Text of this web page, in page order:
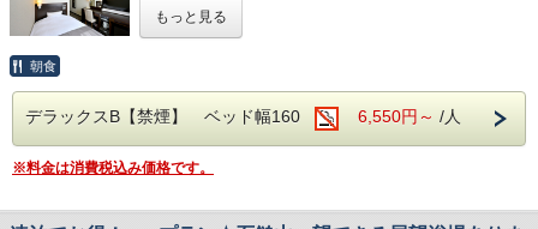
西日本最高峰の石鎚山や西条市の街並を望め
■JR伊予西条駅より徒歩1分の好立地
隣がコンビニ、石鎚へのバスも真正面バス停
1日１台税込300円 ※バス・トラックは事前
予約をお願いします（料金が異なります）
■焼き立てパンや産直市から取り寄せた地元
野菜の和洋バイキング(定価：￥1320（税
込）)
召し上がりいただけます
西日本最高峰の石鎚山や西条市の街並を望め
営業時間：14:00~24:00、翌6:00~9:00
■JR伊予西条駅より徒歩1分の好立地
隣がコンビニ、石鎚へのバスも真正面バス停
■男女別展望浴場(最上階：９階)
西日本最高峰の石鎚山や西条市の街並を望める人工ヘルスト
■JR伊予西条駅より徒歩1分の好立地
■平面120台駐車場 (敷地内＆第二駐車場)
ます（料金が異なります）
もっと見る
朝食
デラックスB【禁煙】 ベッド幅160 6,550円～ /人
※料金は消費税込み価格です。